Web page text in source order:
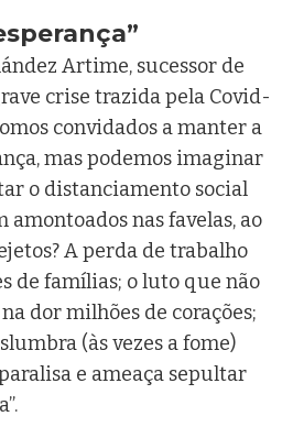
Artime, sucessor de
crise trazida pela Covid-
convidados a manter a
mas podemos imaginar
o distanciamento social
nas favelas, ao
A perda de trabalho
de famílias; o luto que não
dor milhões de corações;
(às vezes a fome)
e ameaça sepultar